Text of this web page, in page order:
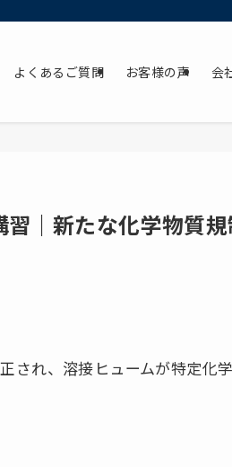
よくあるご質問 お客様の声 会
｜新たな化学物質
され、溶接ヒュームが特定化